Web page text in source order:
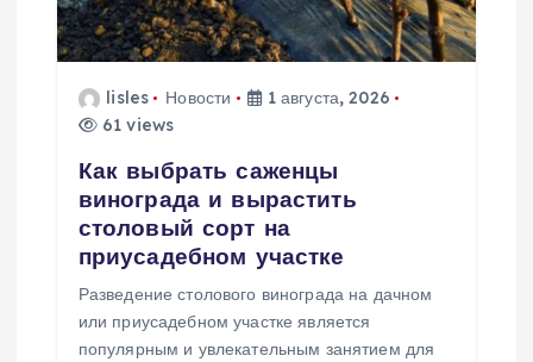
о
lisles Новости
1 августа, 2026
61 views
Как выбрать саженцы
винограда и вырастить
столовый сорт на
приусадебном участке
Разведение столового винограда на дачном
или приусадебном участке является
популярным и увлекательным занятием для